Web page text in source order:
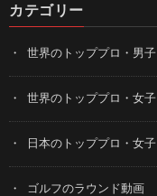
カテゴリー
世界のトッププロ・男子
世界のトッププロ・女子
日本のトッププロ・女子
ゴルフのラウンド動画